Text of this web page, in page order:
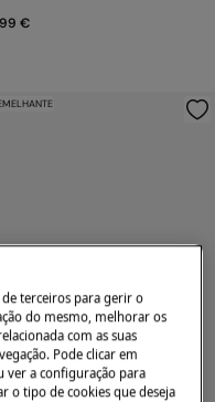
€
terceiros para gerir o
do mesmo, melhorar os
com as suas
Pode clicar em
ver a configuração para
o tipo de cookies que deseja